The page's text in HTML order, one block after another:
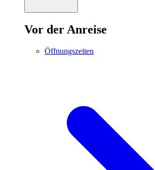
Vor der Anreise
Öffnungszeiten